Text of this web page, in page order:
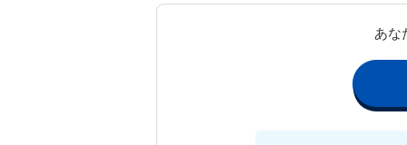
あな